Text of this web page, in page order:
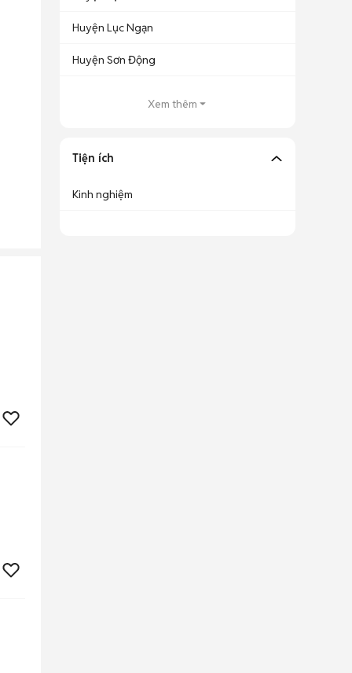
Huyện Lục Ngạn
Huyện Sơn Động
Xem thêm
Tiện ích
Kinh nghiệm